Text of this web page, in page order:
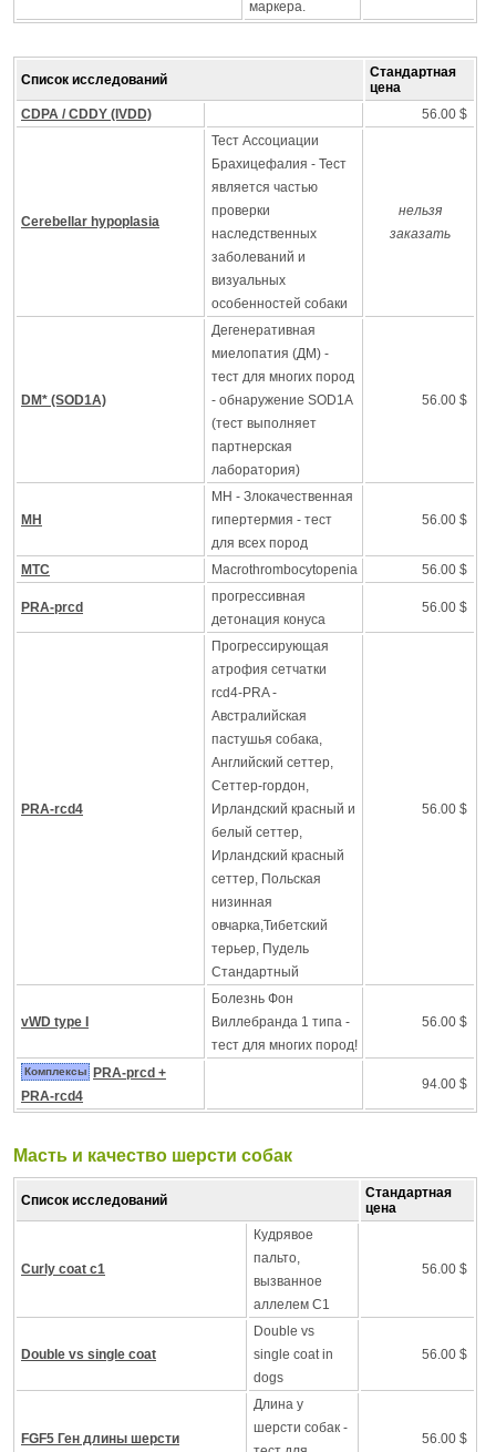
маркера.
Список исследований
Стандартная
цена
CDPA / CDDY (IVDD)
56.00 $
Cerebellar hypoplasia
Тест Ассоциации
Брахицефалия - Тест
является частью
проверки
наследственных
заболеваний и
визуальных
особенностей собаки
нельзя
заказать
DM* (SOD1A)
Дегенеративная
миелопатия (ДМ) -
тест для многих пород
- обнаружение SOD1A
(тест выполняет
партнерская
лаборатория)
56.00 $
MH
MH - Злокачественная
гипертермия - тест
для всех пород
56.00 $
MTC Macrothrombocytopenia 56.00 $
PRA-prcd
прогрессивная
детонация конуса
56.00 $
PRA-rcd4
Прогрессирующая
атрофия сетчатки
rcd4-PRA -
Австралийская
пастушья собака,
Английский сеттер,
Сеттер-гордон,
Ирландский красный и
белый сеттер,
Ирландский красный
сеттер, Польская
низинная
овчарка,Тибетский
терьер, Пудель
Стандартный
56.00 $
vWD type I
Болезнь Фон
Виллебранда 1 типа -
тест для многих пород!
56.00 $
Комплексы
PRA-prcd +
PRA-rcd4
94.00 $
Масть и качество шерсти собак
Список исследований
Стандартная
цена
Curly coat c1
Кудрявое
пальто,
вызванное
аллелем C1
56.00 $
Double vs single coat
Double vs
single coat in
dogs
56.00 $
FGF5 Ген длины шерсти
Длина у
шерсти собак -
56.00 $